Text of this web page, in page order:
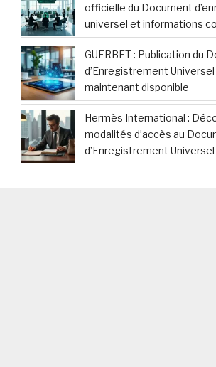
officielle du Document
universel et informations
GUERBET : Publication du
d’Enregistrement
maintenant disponible
Hermès International :
modalités d’accès au
d’Enregistrement